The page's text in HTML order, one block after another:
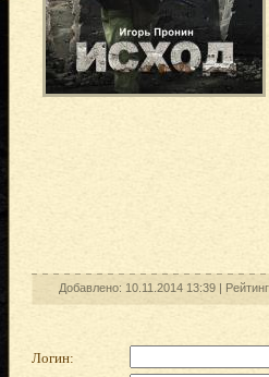
Добавлено: 10.11.2014 13:39 |
Логин: